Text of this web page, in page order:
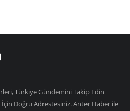
Türkiye Gündemini Takip Edin
Doğru Adrestesiniz. Anter Haber ile